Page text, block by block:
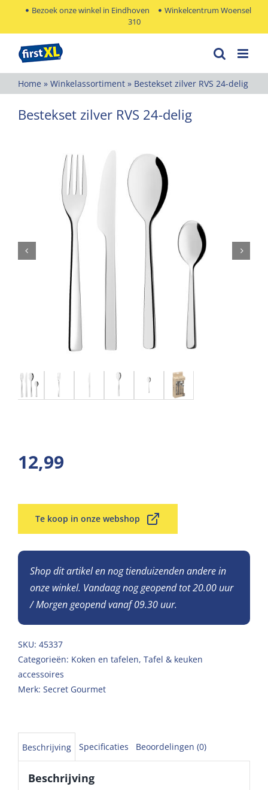
Bezoek onze winkel in Eindhoven
Winkelcentrum Woensel
310
Home » Winkelassortiment » Bestekset zilver RVS 24-delig
Bestekset zilver RVS 24-delig
12,99
Te koop in onze webshop
Shop dit artikel en nog tienduizenden andere in
onze winkel. Vandaag nog geopend tot 20.00 uur
/ Morgen geopend vanaf 09.30 uur.
SKU: 45337
Categorieën: Koken en tafelen, Tafel & keuken
accessoires
Merk: Secret Gourmet
Beschrijving Specificaties Beoordelingen (0)
Beschrijving